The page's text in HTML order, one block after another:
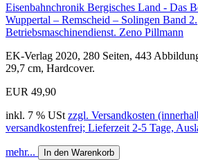
Eisenbahnchronik Bergisches Land - Das
Wuppertal – Remscheid – Solingen Band 2.
Betriebsmaschinendienst. Zeno Pillmann
EK-Verlag 2020, 280 Seiten, 443
29,7 cm, Hardcover.
EUR 49,90
inkl. 7 % USt zzgl. Versandkosten
versandkostenfrei; Lieferzeit 2-5 Tage,
mehr... In den Warenkorb